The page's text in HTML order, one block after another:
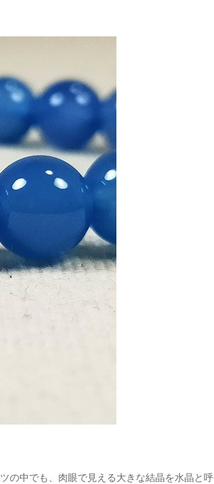
の中でも、肉眼で見える大きな結晶を水晶と呼